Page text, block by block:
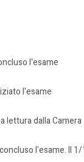
l'esame
l'esame
lettura dalla Camera
l'esame. Il